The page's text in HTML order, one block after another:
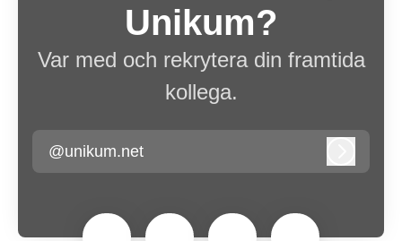
Unikum?
Var med och rekrytera din framtida
kollega.
@unikum.net